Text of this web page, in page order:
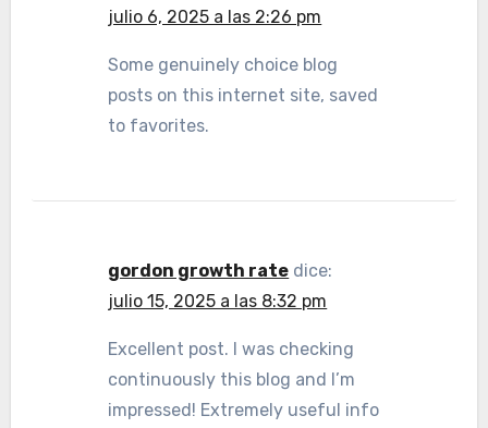
julio 6, 2025 a las 2:26 pm
Some genuinely choice blog
posts on this internet site, saved
to favorites.
gordon growth rate dice:
julio 15, 2025 a las 8:32 pm
Excellent post. I was checking
continuously this blog and I’m
impressed! Extremely useful info